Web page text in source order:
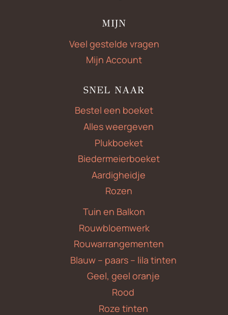
MIJN
Veel gestelde vragen
Mijn Account
SNEL NAAR
Bestel een boeket
Alles weergeven
Plukboeket
Biedermeierboeket
Aardigheidje
Rozen
Tuin en Balkon
Rouwbloemwerk
Rouwarrangementen
Blauw – paars – lila tinten
Geel, geel oranje
Rood
Roze tinten